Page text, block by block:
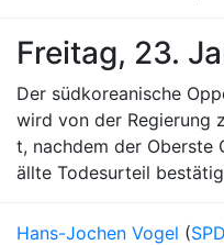
Freitag, 23.
Der südkoreanische
wird von der Regierung
t, nachdem der Oberste
ällte Todesurteil
Hans-Jochen Vogel (SPD